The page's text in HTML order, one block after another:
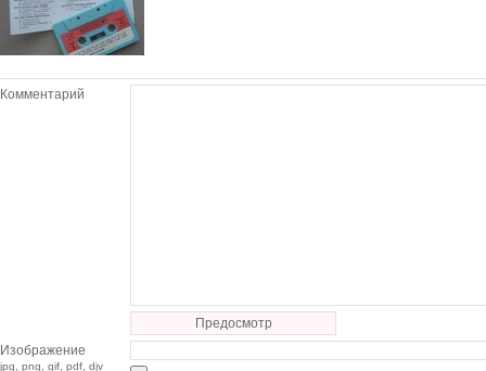
Комментарий
Предосмотр
Изображение
jpg, png, gif, pdf, djv